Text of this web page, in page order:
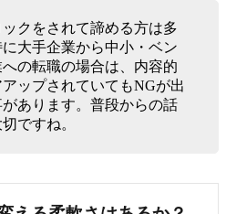
クをされて諦める方は多
大手企業から中小・ベン
の転職の場合は、内容的
ップされていてもNGが出
あります。普段からの話
ですね。